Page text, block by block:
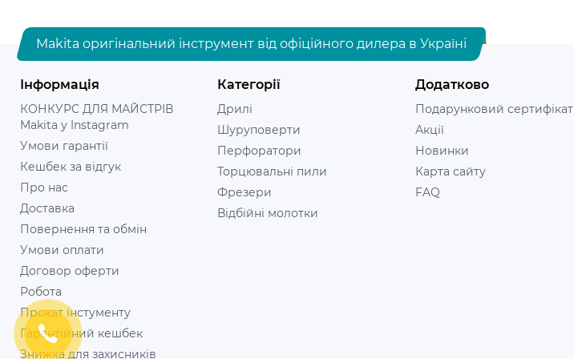
Makita оригінальний інструмент від офіційного дилера в Україні
Інформація
КОНКУРС ДЛЯ МАЙСТРІВ
Makita у Instagram
Умови гарантії
Кешбек за відгук
Про нас
Доставка
Повернення та обмін
Умови оплати
Договор оферти
Робота
Прокат інстументу
Гарантійний кешбек
Знижка для захисників
Категорії
Дрилі
Шуруповерти
Перфоратори
Торцювальні пили
Фрезери
Відбійні молотки
Додатково
Подарунковий сертифікат
Акції
Новинки
Карта сайту
FAQ